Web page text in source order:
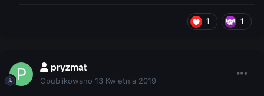
1 1
pryzmat
Opublikowano 13 Kwietnia 2019